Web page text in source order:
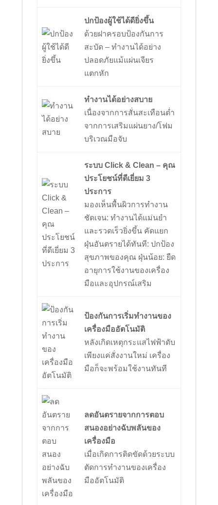
ปกป้องผู้ใช้ได้ดียิ่งขึ้น
ด้วยฝาครอบป้องกันการ
สะบัด – ทำงานได้อย่าง
ปลอดภัยแม้แผ่นเจียร
แตกหัก
ทำงานได้อย่างสบาย
เนื่องจากการสั่นสะเทือนต่ำ
จากการเสริมแผ่นยาง/โฟม
บริเวณมือจับ
ระบบ Click & Clean – คุณ
ประโยชน์ที่ดีเยี่ยม 3
ประการ
มองเห็นพื้นผิวการทำงาน
ชัดเจน: ทำงานได้แม่นยำ
และรวดเร็วยิ่งขึ้น คัดแยก
ฝุ่นอันตรายได้ทันที: ปกป้อง
สุขภาพของคุณ ฝุ่นน้อย: ยืด
อายุการใช้งานของเครื่อง
มือและอุปกรณ์เสริม
ป้องกันการเริ่มทำงานของ
เครื่องมืออัตโนมัติ
หลังเกิดเหตุกระแสไฟฟ้าดับ
เพียงแค่สั่งงานใหม่ เครื่อง
มือก็จะพร้อมใช้งานทันที
ลดอันตรายจากการตอบ
สนองอย่างฉับพลันของ
เครื่องมือ
เมื่อเกิดการติดขัดด้วยระบบ
ตัดการทำงานของเครื่อง
มืออัตโนมัติ